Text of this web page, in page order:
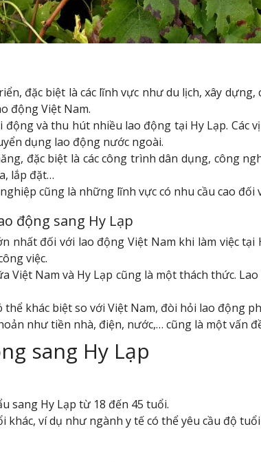
đặc biệt là các lĩnh vực như du lịch, xây
động Việt Nam.
và thu hút nhiều lao động tại Hy Lạp. Các
dụng lao động nước ngoài.
đặc biệt là các công trình dân dụng, công
lắp đặt…
cũng là những lĩnh vực có nhu cầu cao
động sang Hy Lạp
đối với lao động Việt Nam khi làm việc tại
việc.
Việt Nam và Hy Lạp cũng là một thách thức.
thể khác biệt so với Việt Nam, đòi hỏi lao động
như tiền nhà, điện, nước,… cũng là một vấn
sang Hy Lạp
sang Hy Lạp từ 18 đến 45 tuổi.
ví dụ như ngành y tế có thể yêu cầu độ